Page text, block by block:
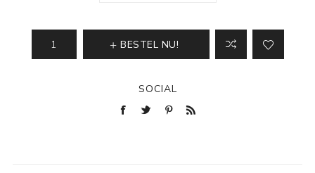
BESTEL NU!
SOCIAL